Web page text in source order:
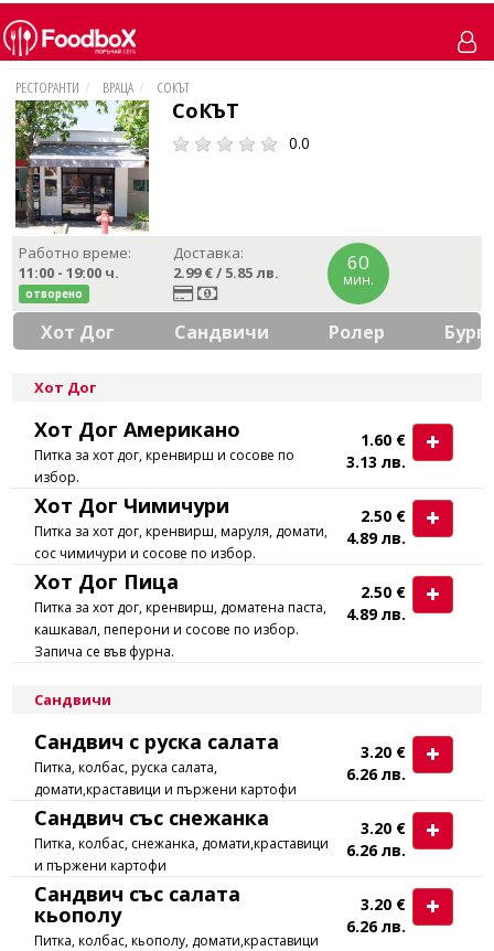
РЕСТОРАНТИ ВРАЦА СОКЪТ
СоКЪТ
0.0
Работно време:
11:00 - 19:00 ч.
отворено
Доставка:
2.99 € / 5.85 лв.
60
мин.
Хот Дог Сандвичи Ролер
Хот Дог
Хот Дог Американо
Питка за хот дог, кренвирш и сосове по
избор.
1.60 €
3.13 лв.
Хот Дог Чимичури
Питка за хот дог, кренвирш, маруля, домати,
сос чимичури и сосове по избор.
2.50 €
4.89 лв.
Хот Дог Пица
Питка за хот дог, кренвирш, доматена паста,
кашкавал, пеперони и сосове по избор.
Запича се във фурна.
2.50 €
4.89 лв.
Сандвичи
Сандвич с руска салата
Питка, колбас, руска салата,
домати,краставици и пържени картофи
3.20 €
6.26 лв.
Сандвич със снежанка
Питка, колбас, снежанка, домати,краставици
и пържени картофи
3.20 €
6.26 лв.
Сандвич със салата
кьополу
Питка, колбас, кьополу, домати,краставици
3.20 €
6.26 лв.